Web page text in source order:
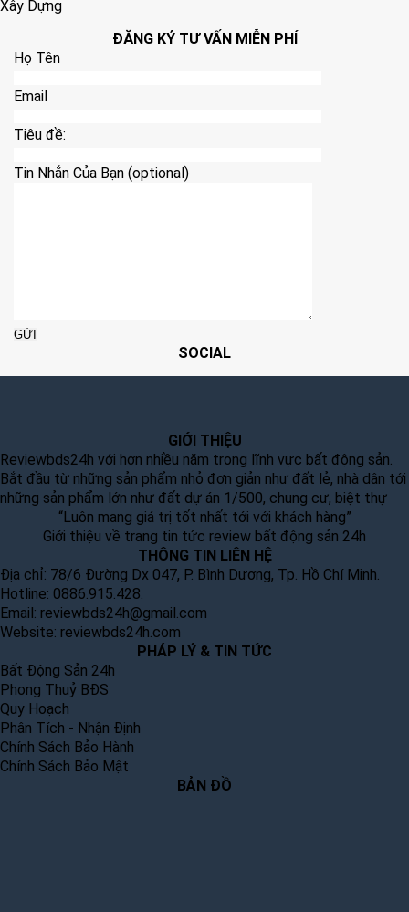
Xây Dựng
ĐĂNG KÝ TƯ VẤN MIỄN PHÍ
Họ Tên
Email
Tiêu đề:
Tin Nhắn Của Bạn (optional)
SOCIAL
GIỚI THIỆU
Reviewbds24h với hơn nhiều năm trong lĩnh vực bất động sản.
Bắt đầu từ những sản phẩm nhỏ đơn giản như đất lẻ, nhà dân tới
những sản phẩm lớn như đất dự án 1/500, chung cư, biệt thự
“Luôn mang giá trị tốt nhất tới với khách hàng”
Giới thiệu về trang tin tức review bất động sản 24h
THÔNG TIN LIÊN HỆ
Địa chỉ: 78/6 Đường Dx 047, P. Bình Dương, Tp. Hồ Chí Minh.
Hotline: 0886.915.428.
Email: reviewbds24h@gmail.com
Website: reviewbds24h.com
PHÁP LÝ & TIN TỨC
Bất Động Sản 24h
Phong Thuỷ BĐS
Quy Hoạch
Phân Tích - Nhận Định
Chính Sách Bảo Hành
Chính Sách Bảo Mật
BẢN ĐỒ